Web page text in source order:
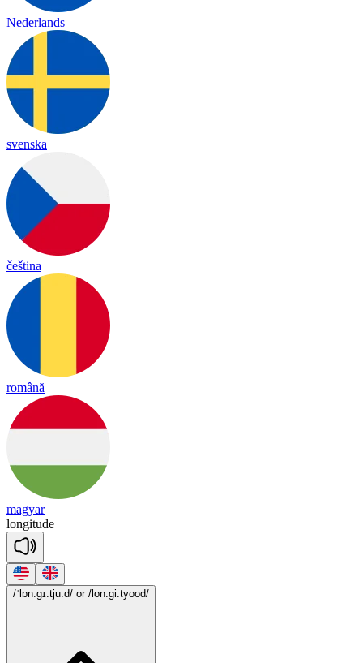
Nederlands
svenska
čeština
română
magyar
longitude
/ˈlɒn.gɪ.tju:d/ or /lon.gi.tyood/